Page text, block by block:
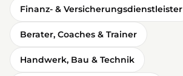
Finanz- & Versicherungsdienstleister
Berater, Coaches & Trainer
Handwerk, Bau & Technik